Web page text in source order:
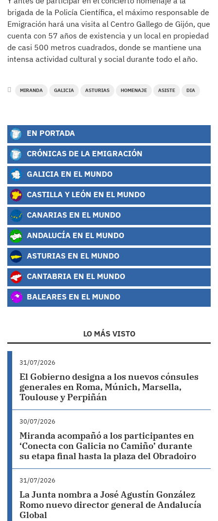
brigada de la Policía Científica, el máximo responsable de
Emigración hará una visita al Centro Gallego de Gijón, que
cuenta con 57 años de existencia y un local en propiedad
de casi 500 metros cuadrados, donde se mantiene una
intensa actividad cultural y social durante todo el año.
MIRANDA GALICIA ASTURIAS HOMENAJE ASISTE DIA
EN PORTADA
CRÓNICAS DE LA EMIGRACIÓN
GALICIA EN EL MUNDO
CASTILLA Y LEÓN EN EL MUNDO
CANARIAS EN EL MUNDO
ANDALUCÍA EN EL MUNDO
ASTURIAS EN EL MUNDO
CANTABRIA EN EL MUNDO
BALEARES EN EL MUNDO
LO MÁS VISTO
31/07/2026
El Gobierno designa a los nuevos cónsules
generales en Roma, Múnich, Marsella,
Toulouse y Perpiñán
30/07/2026
Miranda acompañó a los participantes en
‘Conecta con Galicia no Camiño’ durante
su etapa final hasta la plaza del Obradoiro
31/07/2026
La Junta nombra a José Agustín González
Romo nuevo director general de Andalucía
Global